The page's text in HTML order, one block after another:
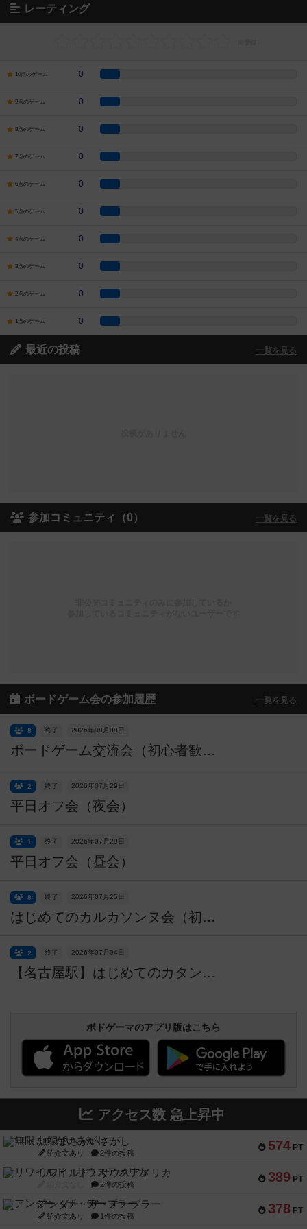
レーティング
10点のゲーム 0
9点のゲーム 0
8点のゲーム 0
7点のゲーム 0
6点のゲーム 0
5点のゲーム 0
4点のゲーム 0
3点のゲーム 0
2点のゲーム 0
1点のゲーム 0
最近の投稿 一覧を見る
参加コミュニティ（0） 一覧を見る
ボードゲーム会の参加履歴 一覧を見る
ボードゲーム交流会（初心者歓迎）
終了 2026年08月08日
8
平日オフ会（夜会）
終了 2026年07月29日
2
平日オフ会（昼会）
終了 2026年07月29日
1
はじめてのカルカソンヌ会（初心者歓迎）
終了 2026年07月25日
8
【名古屋駅】はじめてのカタン会🔰初心者歓迎
終了 2026年07月04日
2
ボドゲーマのアプリ版はこちら
アクセス数 急上昇中
574 PT
無限まちがいさがし
紹介文あり 2件の投稿
389 PT
リワイルド：サウスアメリカ
2件の投稿
378 PT
アンダー・ザ・テーブラー
紹介文あり 1件の投稿